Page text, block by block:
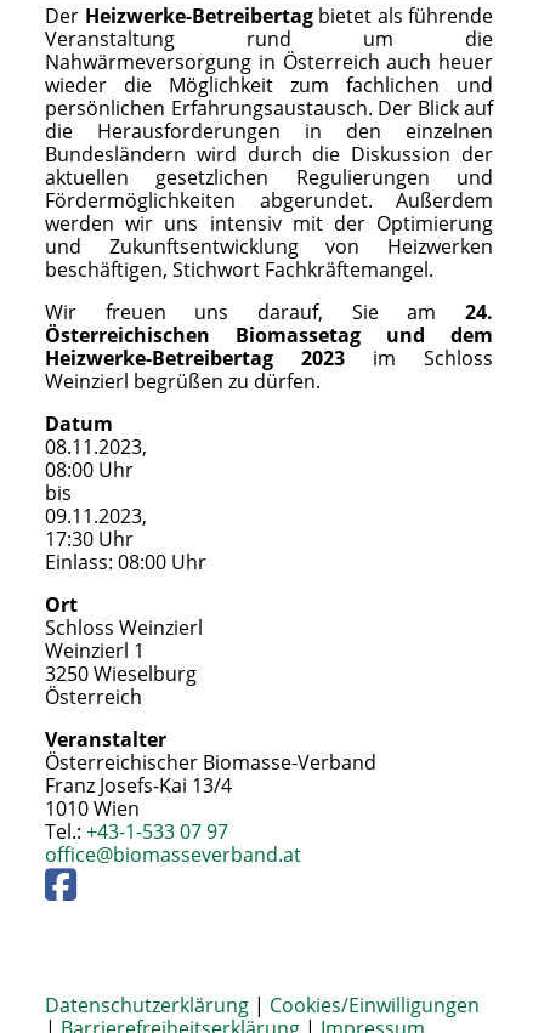
Der Heizwerke-Betreibertagbietet als führende
Veranstaltung rund um die
Nahwärmeversorgung in Österreich auch heuer
wieder die Möglichkeit zum fachlichen und
persönlichen Erfahrungsaustausch. Der Blick auf
die Herausforderungen in den einzelnen
Bundesländern wird durch die Diskussion der
aktuellen gesetzlichen Regulierungen und
Fördermöglichkeiten abgerundet. Außerdem
werden wir uns intensiv mit der Optimierung
und Zukunftsentwicklung von Heizwerken
beschäftigen, Stichwort Fachkräftemangel.
Wir freuen uns darauf, Sie am 24.
Österreichischen Biomassetag und dem
Heizwerke-Betreibertag 2023 im Schloss
Weinzierl begrüßen zu dürfen.
Datum
08.11.2023,
08:00 Uhr
bis
09.11.2023,
17:30 Uhr
Einlass: 08:00 Uhr
Ort
Schloss Weinzierl
Weinzierl 1
3250 Wieselburg
Österreich
Veranstalter
Österreichischer Biomasse-Verband
Franz Josefs-Kai 13/4
1010 Wien
Tel.: +43-1-533 07 97
office@biomasseverband.at
Datenschutzerklärung | Cookies/Einwilligungen
| Barrierefreiheitserklärung | Impressum